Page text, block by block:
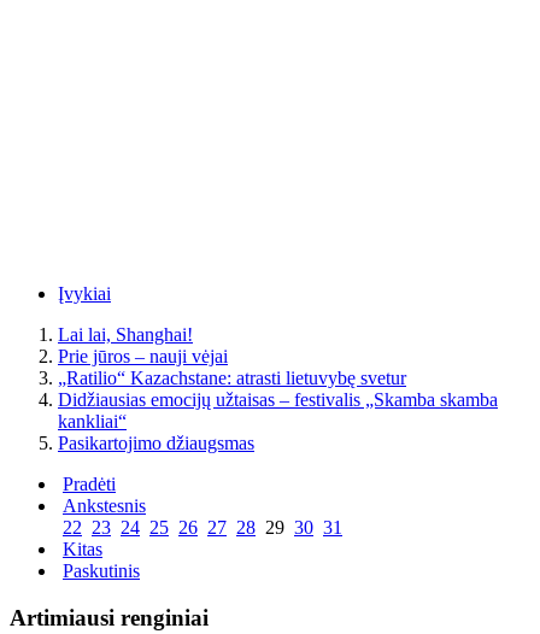
Įvykiai
Lai lai, Shanghai!
Prie jūros – nauji vėjai
„Ratilio“ Kazachstane: atrasti lietuvybę svetur
Didžiausias emocijų užtaisas – festivalis „Skamba skamba
kankliai“
Pasikartojimo džiaugsmas
Pradėti
Ankstesnis
22 23 24 25 26 27 28 29 30 31
Kitas
Paskutinis
Artimiausi renginiai